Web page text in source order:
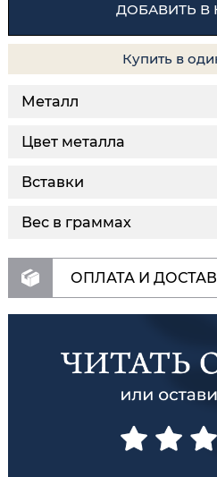
ДОБАВИТЬ В
Купить в
Металл
Цвет металла
Вставки
Вес в граммах
ОПЛАТА И